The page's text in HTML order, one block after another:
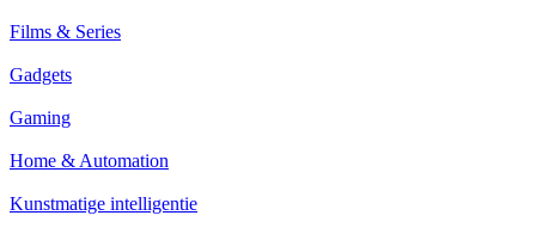
Films & Series
Gadgets
Gaming
Home & Automation
Kunstmatige intelligentie